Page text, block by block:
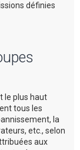
définies
le plus haut
tous les
la
etc., selon
aux